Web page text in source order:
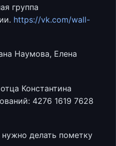
группа
https://vk.com/wall-
Наумова, Елена
Константина
4276 1619 7628
делать пометку